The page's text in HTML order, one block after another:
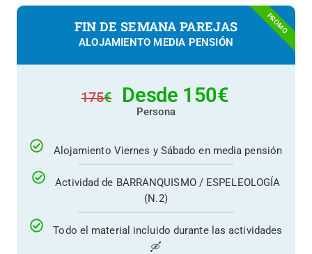
FIN DE SEMANA PAREJAS
ALOJAMIENTO MEDIA PENSIÓN
175€ Desde 150€
Persona
Alojamiento Viernes y Sábado en media pensión
Actividad de BARRANQUISMO / ESPELEOLOGÍA
(N.2)
Todo el material incluido durante las actividades
🛶
PROMO